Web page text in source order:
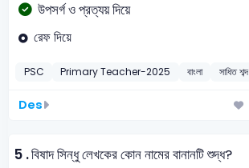
উপসর্গ ও প্রত্যয় দিয়ে
রেফ দিয়ে
PSC Primary Teacher-2025 বাংলা সাধিত শব্দ
Des
5 .বিষাদ সিন্ধু লেখকের কোন নামের বানানটি শুদ্ধ?